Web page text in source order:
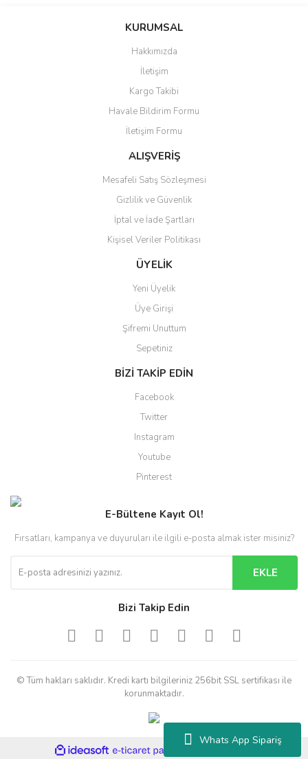
Whats App Sipariş
Bu ürüne ilk yorumu siz yapın!
Yorum Yaz
Ürün resmi kalitesiz, bozuk veya görüntülenemiyor.
Ürün açıklamasında eksik bilgiler bulunuyor.
Ürün bilgilerinde hatalar bulunuyor.
Ürün fiyatı diğer sitelerden daha pahalı.
Bu ürüne benzer farklı alternatifler olmalı.
Gönder
KURUMSAL
Hakkımızda
İletişim
Kargo Takibi
Havale Bildirim Formu
İletişim Formu
ALIŞVERİŞ
Mesafeli Satış Sözleşmesi
Gizlilik ve Güvenlik
İptal ve İade Şartları
Kişisel Veriler Politikası
ÜYELİK
Yeni Üyelik
Üye Girişi
Şifremi Unuttum
Sepetiniz
BİZİ TAKİP EDİN
Facebook
Twitter
Instagram
Youtube
Pinterest
E-Bültene Kayıt Ol!
Fırsatları, kampanya ve duyuruları ile ilgili e-posta almak ister misiniz?
EKLE
Bizi Takip Edin
© Tüm hakları saklıdır. Kredi kartı bilgileriniz 256bit SSL sertifikası ile
korunmaktadır.
ideasoft